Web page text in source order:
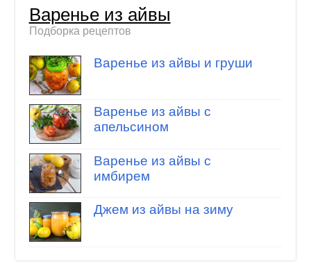
Варенье из айвы
Подборка рецептов
Варенье из айвы и груши
Варенье из айвы с
апельсином
Варенье из айвы с
имбирем
Джем из айвы на зиму